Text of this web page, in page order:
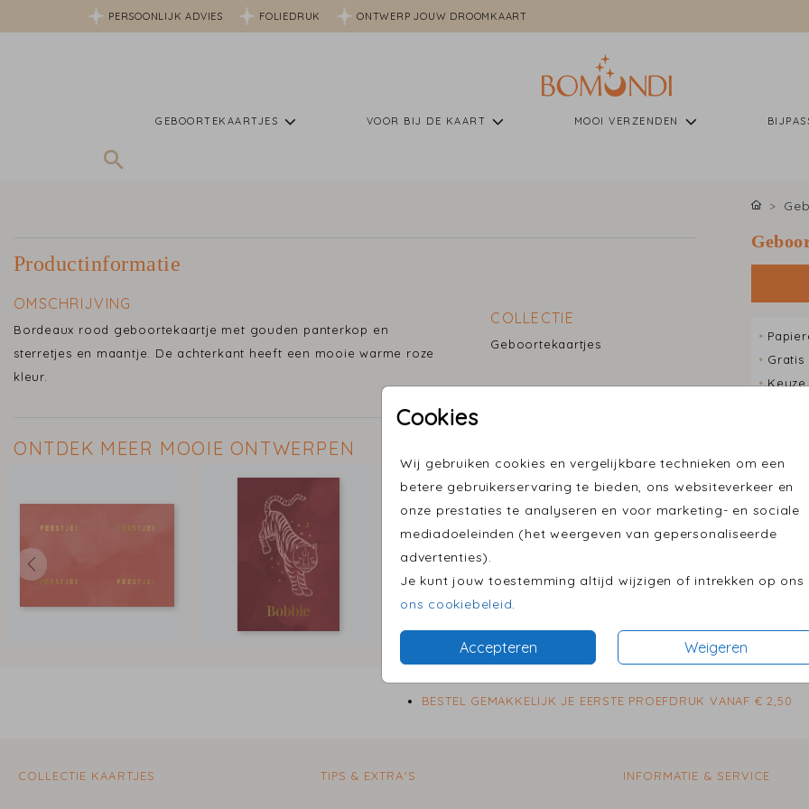
PERSOONLIJK ADVIES FOLIEDRUK ONTWERP JOUW DROOMKAART
GEBOORTEKAARTJES VOOR BIJ DE KAART MOOI VERZENDEN
Cookies
Wij gebruiken cookies en vergelijkbare technieken om een
betere gebruikerservaring te bieden, ons websiteverkeer en
onze prestaties te analyseren en voor marketing- en sociale
mediadoeleinden (het weergeven van gepersonaliseerde
advertenties).
Je kunt jouw toestemming altijd wijzigen of intrekken op ons
ons cookiebeleid.
Accepteren Weigeren
Productinformatie
OMSCHRIJVING
Bordeaux rood geboortekaartje met gouden panterkop en
sterretjes en maantje. De achterkant heeft een mooie warme roze
kleur.
COLLECTIE
Geboortekaartjes
ONTDEK MEER MOOIE ONTWERPEN
•
•
•
BESTEL GEMAKKELIJK JE EERSTE PROEFDRUK VANAF € 2,50
COLLECTIE KAARTJES TIPS & EXTRA'S INFORMATIE & SERVICE